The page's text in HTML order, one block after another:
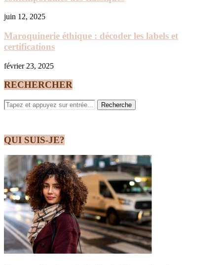
juin 12, 2025
Maroquinerie éthique : décoder les labels et
certifications
février 23, 2025
RECHERCHER
QUI SUIS-JE?